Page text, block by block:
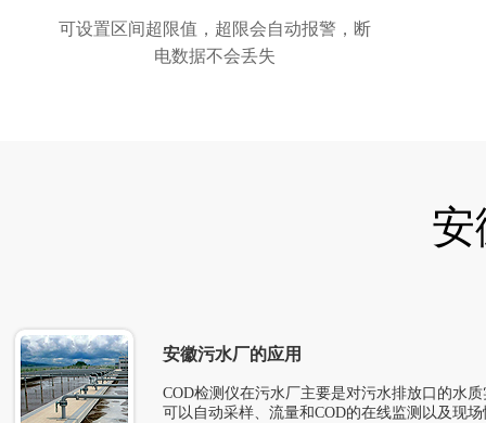
可设置区间超限值，超限会自动报警，断
电数据不会丢失
安
安徽污水厂的应用
COD检测仪在污水厂主要是对污水排放口的水
可以自动采样、流量和COD的在线监测以及现